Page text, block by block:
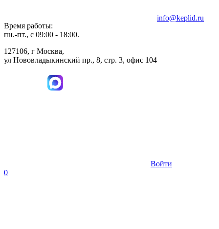
Время работы:
пн.-пт., с 09:00 - 18:00.
127106, г Москва,
ул Нововладыкинский пр., 8, стр. 3, офис 104
info@keplid.ru
Войти
0